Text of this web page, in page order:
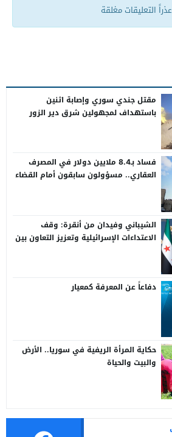
عذراً التعليقات مغلقة
مقتل جندي سوري وإصابة اثنين
باستهداف لمجهولين شرق دير الزور
فساد بـ8.4 ملايين دولار في المصرف
العقاري.. مسؤولون سابقون أمام القضاء
الشيباني وفيدان من أنقرة: وقف
الاعتداءات الإسرائيلية وتعزيز التعاون بين
دفاعاً عن المعرفة كمعيار
حكاية المرأة الريفية في سوريا.. الأرض
والبيت والحياة